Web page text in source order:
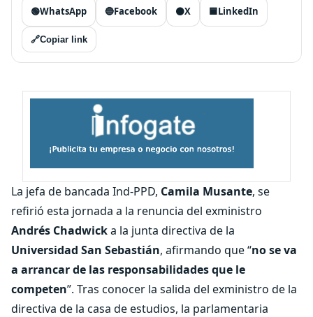
🟢WhatsApp 🔵Facebook ⚫X 🟦LinkedIn
🔗Copiar link
La jefa de bancada Ind-PPD, Camila Musante, se
refirió esta jornada a la renuncia del exministro
Andrés Chadwicka la junta directiva de la
Universidad San Sebastián, afirmando que “no se va
a arrancar de las responsabilidades que le
competen”. Tras conocer la salida del exministro de la
directiva de la casa de estudios, la parlamentaria